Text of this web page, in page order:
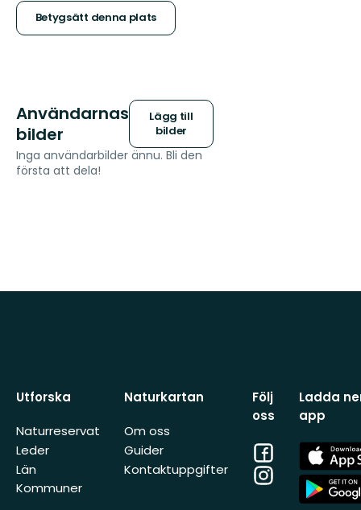
stjärnor
Betygsätt denna plats
Användarnas
bilder
Lägg till
bilder
Inga användarbilder ännu. Bli den
första att dela!
Utforska
Naturreservat
Leder
Län
Kommuner
Naturkartan
Om oss
Guider
Kontaktuppgifter
Följ
oss
Facebook
Instagram
Ladda
app
App
Store
App
Store